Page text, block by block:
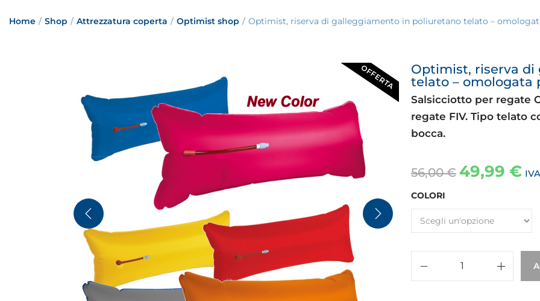
Home / Shop / Attrezzatura coperta / Optimist shop / Optimist, riserva di galleggiamento in poliuretano telato –
OFFERTA
Optimist, riserva
telato – omologata
Salsicciotto per regate
regate FIV. Tipo telato
bocca.
56,00€ 49,99 €
COLORI